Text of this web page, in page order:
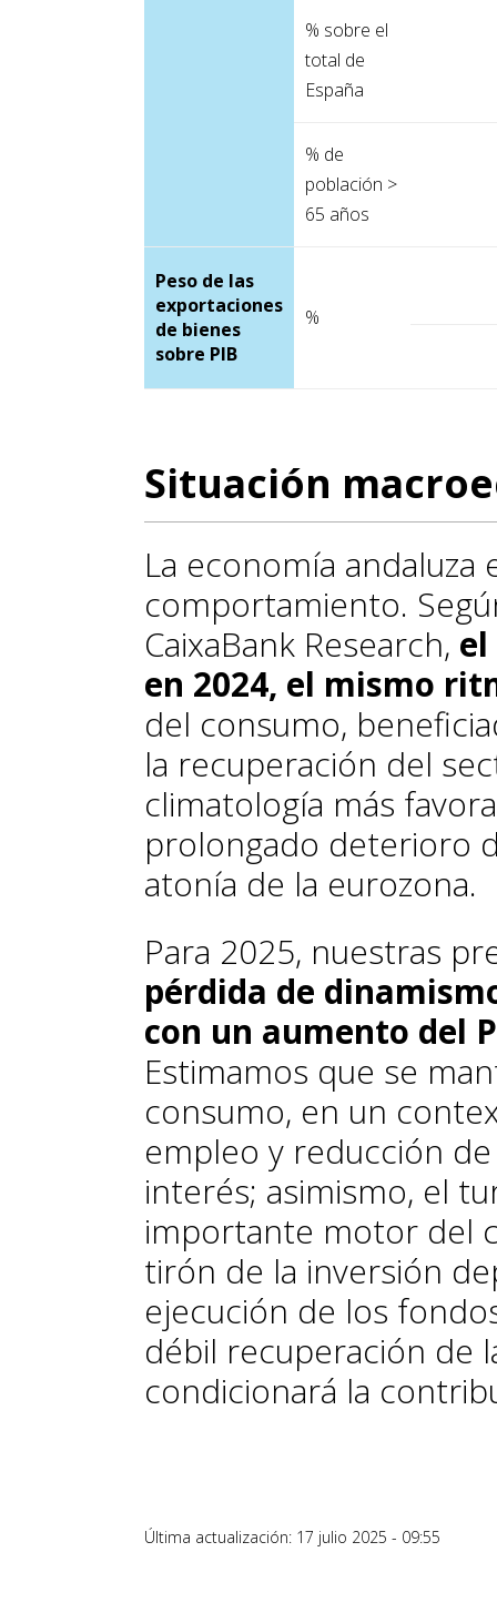
% sobre el
total de
España
% de
población >
65 años
Peso de las
exportaciones
de bienes
sobre PIB
%
Situación
La economía
comportamiento.
CaixaBank Research, el
en 2024, el mismo
del consumo,
la recuperación del
climatología más
prolongado deterioro
atonía de la eurozona.
Para 2025, nuestras
pérdida de
con un aumento del
Estimamos que se
consumo, en un
empleo y reducción
interés; asimismo, el
importante motor del
tirón de la inversión
ejecución de los
débil recuperación de
condicionará la
Última actualización: 17 julio 2025 - 09:55